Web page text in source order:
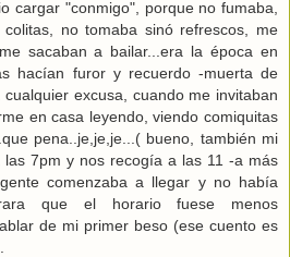
cargar "conmigo", porque no fumaba,
no tomaba sinó refrescos, me
sacaban a bailar...era la época en
hacían furor y recuerdo -muerta de
excusa, cuando me invitaban
en casa leyendo, viendo comiquitas
pena..je,je,je...( bueno, también mi
las 7pm y nos recogía a las 11 -a más
comenzaba a llegar y no había
que el horario fuese menos
de mi primer beso (ese cuento es